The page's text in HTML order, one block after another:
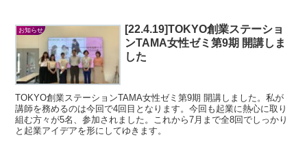
お知らせ
[22.4.19]TOKYO創業ステーショ
ンTAMA女性ゼミ第9期 開講しま
した
TOKYO創業ステーションTAMA女性ゼミ第9期 開講しました。私が
講師を務めるのは今回で4回目となります。今回も起業に熱心に取り
組む方々が5名、参加されました。これから7月まで全8回でしっかり
と起業アイデアを形にしてゆきます。